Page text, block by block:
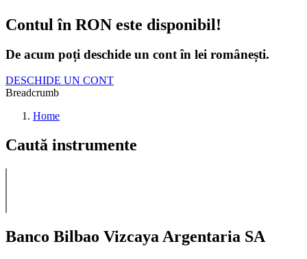
Contul în RON este disponibil!
De acum poți deschide un cont în lei românești.
DESCHIDE UN CONT
Breadcrumb
Home
Caută instrumente
Banco Bilbao Vizcaya Argentaria SA